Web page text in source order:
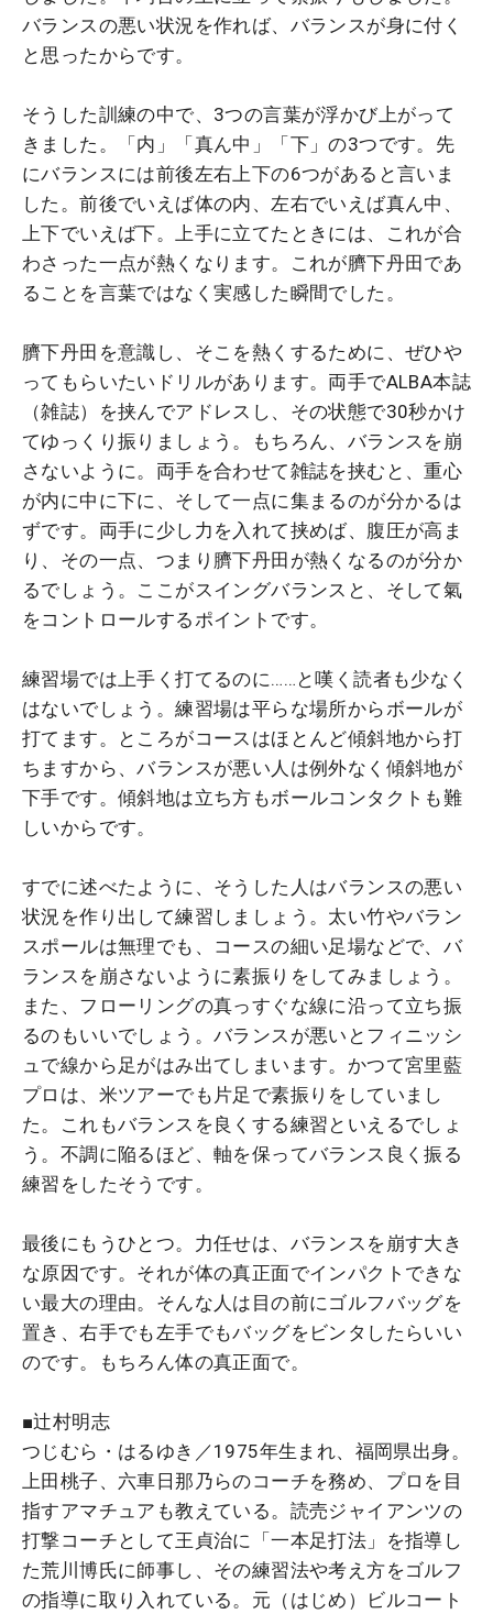
バランスの悪い状況を作れば、バランスが身に付く
と思ったからです。
そうした訓練の中で、3つの言葉が浮かび上がって
きました。「内」「真ん中」「下」の3つです。先
にバランスには前後左右上下の6つがあると言いま
した。前後でいえば体の内、左右でいえば真ん中、
上下でいえば下。上手に立てたときには、これが合
わさった一点が熱くなります。これが臍下丹田であ
ることを言葉ではなく実感した瞬間でした。
臍下丹田を意識し、そこを熱くするために、ぜひや
ってもらいたいドリルがあります。両手でALBA本誌
（雑誌）を挟んでアドレスし、その状態で30秒かけ
てゆっくり振りましょう。もちろん、バランスを崩
さないように。両手を合わせて雑誌を挟むと、重心
が内に中に下に、そして一点に集まるのが分かるは
ずです。両手に少し力を入れて挟めば、腹圧が高ま
り、その一点、つまり臍下丹田が熱くなるのが分か
るでしょう。ここがスイングバランスと、そして氣
をコントロールするポイントです。
練習場では上手く打てるのに……と嘆く読者も少なく
はないでしょう。練習場は平らな場所からボールが
打てます。ところがコースはほとんど傾斜地から打
ちますから、バランスが悪い人は例外なく傾斜地が
下手です。傾斜地は立ち方もボールコンタクトも難
しいからです。
すでに述べたように、そうした人はバランスの悪い
状況を作り出して練習しましょう。太い竹やバラン
スポールは無理でも、コースの細い足場などで、バ
ランスを崩さないように素振りをしてみましょう。
また、フローリングの真っすぐな線に沿って立ち振
るのもいいでしょう。バランスが悪いとフィニッシ
ュで線から足がはみ出てしまいます。かつて宮里藍
プロは、米ツアーでも片足で素振りをしていまし
た。これもバランスを良くする練習といえるでしょ
う。不調に陥るほど、軸を保ってバランス良く振る
練習をしたそうです。
最後にもうひとつ。力任せは、バランスを崩す大き
な原因です。それが体の真正面でインパクトできな
い最大の理由。そんな人は目の前にゴルフバッグを
置き、右手でも左手でもバッグをビンタしたらいい
のです。もちろん体の真正面で。
■辻村明志
つじむら・はるゆき／1975年生まれ、福岡県出身。
上田桃子、六車日那乃らのコーチを務め、プロを目
指すアマチュアも教えている。読売ジャイアンツの
打撃コーチとして王貞治に「一本足打法」を指導し
た荒川博氏に師事し、その練習法や考え方をゴルフ
の指導に取り入れている。元（はじめ）ビルコート